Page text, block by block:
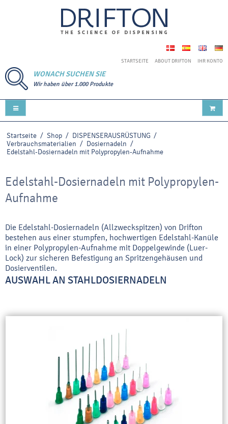
STARTSEITE ABOUT DRIFTON IHR KONTO
WONACH SUCHEN SIE
Wir haben über 1.000 Produkte
Startseite / Shop / DISPENSERAUSRÜSTUNG /
Verbrauchsmaterialien / Dosiernadeln /
Edelstahl-Dosiernadeln mit Polypropylen-Aufnahme
Edelstahl-Dosiernadeln mit Polypropylen-
Aufnahme
Die Edelstahl-Dosiernadeln (Allzweckspitzen) von Drifton
bestehen aus einer stumpfen, hochwertigen Edelstahl-Kanüle
in einer Polypropylen-Aufnahme mit Doppelgewinde (Luer-
Lock) zur sicheren Befestigung an Spritzengehäusen und
Dosierventilen.
AUSWAHL AN STAHLDOSIERNADELN